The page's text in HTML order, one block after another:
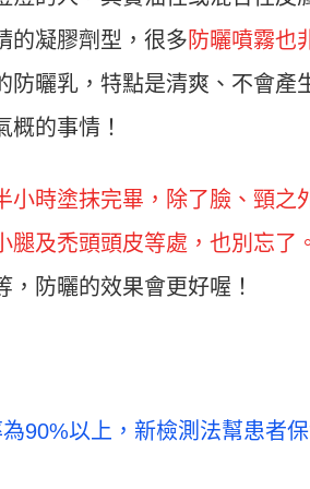
的凝膠劑型，很多 防曬噴霧也
防曬乳，特點是清爽、不會產
概的事情！
小時塗抹完畢，除了臉、頸
腿及禿頭頭皮等處，也別忘了。
，防曬的效果會更好喔！
90%以上，新檢測法幫患者保